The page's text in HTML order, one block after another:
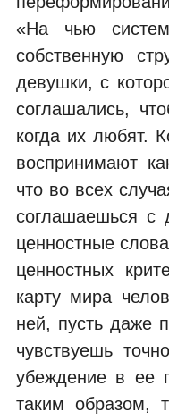
«На чью
собственную
девушки, с
соглашались,
когда их любят.
воспринимают
что во всех
соглашаешься с
ценностные
ценностных
карту мира
ней, пусть даже
чувствуешь
убеждение в ее
таким образом,